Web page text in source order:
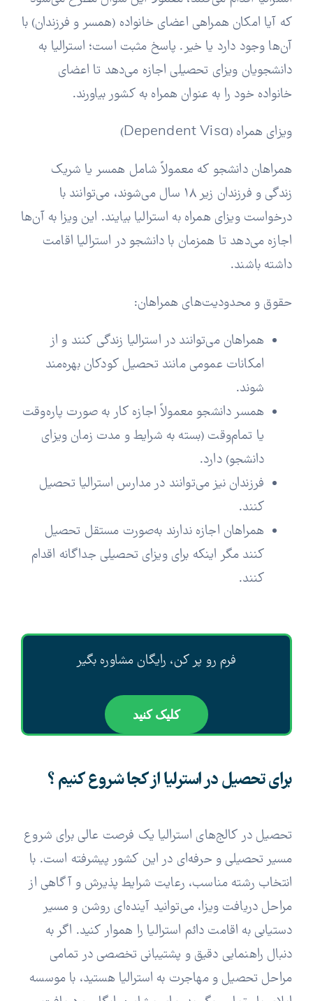
که آیا امکان همراهی اعضای خانواده (همسر و فرزندان) با
آن‌ها وجود دارد یا خیر. پاسخ مثبت است؛ استرالیا به
دانشجویان ویزای تحصیلی اجازه می‌دهد تا اعضای
خانواده خود را به عنوان همراه به کشور بیاورند.
ویزای همراه (Dependent Visa)
همراهان دانشجو که معمولاً شامل همسر یا شریک
زندگی و فرزندان زیر ۱۸ سال می‌شوند، می‌توانند با
درخواست ویزای همراه به استرالیا بیایند. این ویزا به آن‌ها
اجازه می‌دهد تا همزمان با دانشجو در استرالیا اقامت
داشته باشند.
حقوق و محدودیت‌های همراهان:
همراهان می‌توانند در استرالیا زندگی کنند و از
امکانات عمومی مانند تحصیل کودکان بهره‌مند
شوند.
همسر دانشجو معمولاً اجازه کار به صورت پاره‌وقت
یا تمام‌وقت (بسته به شرایط و مدت زمان ویزای
دانشجو) دارد.
فرزندان نیز می‌توانند در مدارس استرالیا تحصیل
کنند.
همراهان اجازه ندارند به‌صورت مستقل تحصیل
کنند مگر اینکه برای ویزای تحصیلی جداگانه اقدام
کنند.
فرم رو پر کن، رایگان مشاوره بگیر
کلیک کنید
برای تحصیل در استرلیا از کجا شروع کنیم ؟
تحصیل در کالج‌های استرالیا یک فرصت عالی برای شروع
مسیر تحصیلی و حرفه‌ای در این کشور پیشرفته است. با
انتخاب رشته مناسب، رعایت شرایط پذیرش و آگاهی از
مراحل دریافت ویزا، می‌توانید آینده‌ای روشن و مسیر
دستیابی به اقامت دائم استرالیا را هموار کنید. اگر به
دنبال راهنمایی دقیق و پشتیبانی تخصصی در تمامی
مراحل تحصیل و مهاجرت به استرالیا هستید، با موسسه